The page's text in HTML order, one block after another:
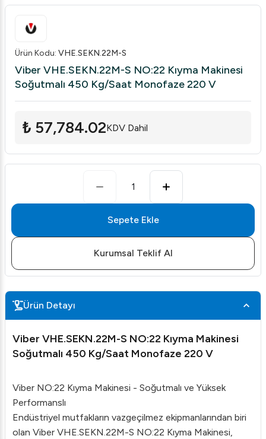
Ürün Kodu: VHE.SEKN.22M-S
Viber VHE.SEKN.22M-S NO:22 Kıyma Makinesi
Soğutmalı 450 Kg/Saat Monofaze 220 V
₺ 57,784.02KDV Dahil
1
Sepete Ekle
Kurumsal Teklif Al
Ürün Detayı
Viber VHE.SEKN.22M-S NO:22 Kıyma Makinesi
Soğutmalı 450 Kg/Saat Monofaze 220 V
Viber NO:22 Kıyma Makinesi - Soğutmalı ve Yüksek
Performanslı
Endüstriyel mutfakların vazgeçilmez ekipmanlarından biri
olan Viber VHE.SEKN.22M-S NO:22 Kıyma Makinesi,